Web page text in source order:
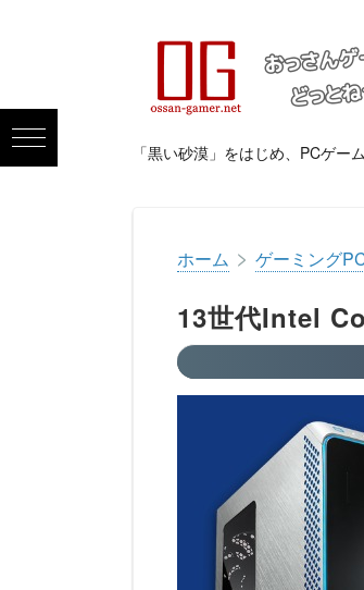
「黒い砂漠」をはじめ、PCゲー
ホーム > ゲーミング
13世代Intel